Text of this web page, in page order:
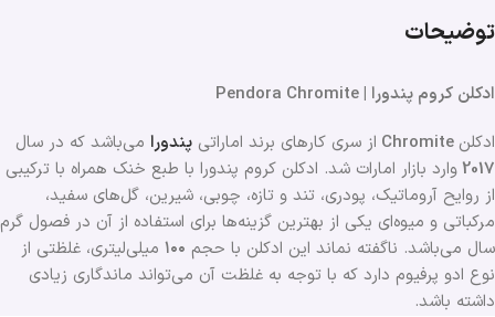
توضیحات
ادکلن کروم پندورا | Pendora Chromite
ادکلن Chromite از سری کارهای برند اماراتی پندورا می‌باشد که در سال
2017 وارد بازار امارات شد. ادکلن کروم پندورا با طبع خنک همراه با ترکیبی
از روایح آروماتیک، پودری، تند و تازه، چوبی، شیرین، گل‌های سفید،
مرکباتی و میوه‌ای یکی از بهترین گزینه‌ها برای استفاده از آن در فصول گرم
سال می‌باشد. ناگفته نماند این ادکلن با حجم ۱۰۰ میلی‌لیتری، غلظتی از
نوع ادو پرفیوم دارد که با توجه به غلظت آن می‌تواند ماندگاری زیادی
داشته باشد.